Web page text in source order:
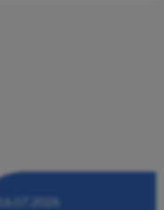
16.07.2026